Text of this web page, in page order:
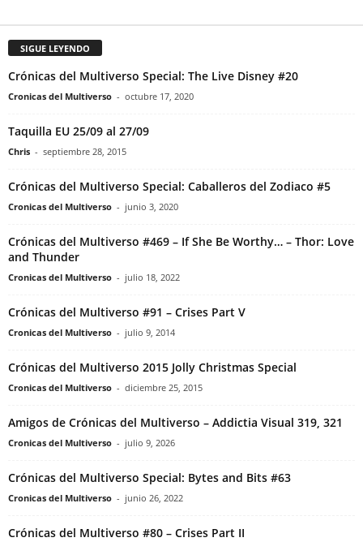
SIGUE LEYENDO
Crónicas del Multiverso Special: The Live Disney #20
Cronicas del Multiverso - octubre 17, 2020
Taquilla EU 25/09 al 27/09
Chris - septiembre 28, 2015
Crónicas del Multiverso Special: Caballeros del Zodiaco #5
Cronicas del Multiverso - junio 3, 2020
Crónicas del Multiverso #469 – If She Be Worthy… – Thor: Love
and Thunder
Cronicas del Multiverso - julio 18, 2022
Crónicas del Multiverso #91 – Crises Part V
Cronicas del Multiverso - julio 9, 2014
Crónicas del Multiverso 2015 Jolly Christmas Special
Cronicas del Multiverso - diciembre 25, 2015
Amigos de Crónicas del Multiverso – Addictia Visual 319, 321
Cronicas del Multiverso - julio 9, 2026
Crónicas del Multiverso Special: Bytes and Bits #63
Cronicas del Multiverso - junio 26, 2022
Crónicas del Multiverso #80 – Crises Part II